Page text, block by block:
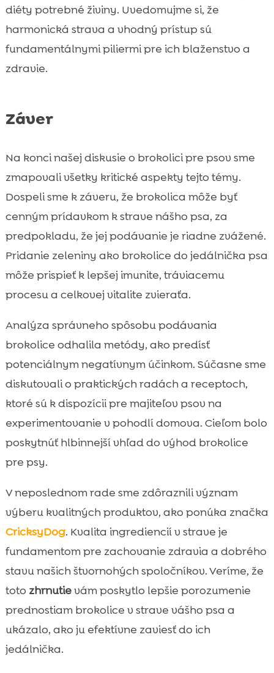
diéty potrebné živiny. Uvedomujme si, že
harmonická strava a vhodný prístup sú
fundamentálnymi piliermi pre ich blaženstvo a
zdravie.
Záver
Na konci našej diskusie o brokolici pre psov sme
zmapovali všetky kritické aspekty tejto témy.
Dospeli sme k záveru, že brokolica môže byť
cenným prídavkom k strave nášho psa, za
predpokladu, že jej podávanie je riadne zvážené.
Pridanie zeleniny ako brokolice do jedálnička psa
môže prispieť k lepšej imunite, tráviacemu
procesu a celkovej vitalite zvieraťa.
Analýza správneho spôsobu podávania
brokolice odhalila metódy, ako predísť
potenciálnym negatívnym účinkom. Súčasne sme
diskutovali o praktických radách a receptoch,
ktoré sú k dispozícii pre majiteľov psov na
experimentovanie v pohodlí domova. Cieľom bolo
poskytnúť hlbinnejší vhľad do výhod brokolice
pre psy.
V neposlednom rade sme zdôraznili význam
výberu kvalitných produktov, ako ponúka značka
CricksyDog. Kvalita ingrediencií v strave je
fundamentom pre zachovanie zdravia a dobrého
stavu našich štvornohých spoločníkov. Veríme, že
toto zhrnutievám poskytlo lepšie porozumenie
prednostiam brokolice v strave vášho psa a
ukázalo, ako ju efektívne zaviesť do ich
jedálnička.